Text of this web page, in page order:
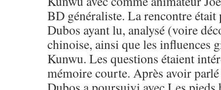
BD généraliste. La rencontre était
Dubos ayant lu, analysé (voire
chinoise, ainsi que les influences
Kunwu. Les questions étaient
mémoire courte. Après avoir